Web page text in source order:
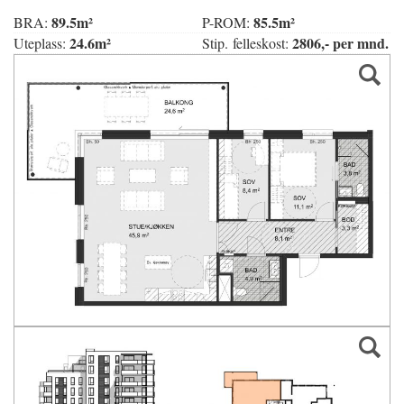
BRA: 89.5m² P-ROM: 85.5m²
Uteplass: 24.6m² Stip. felleskost: 2806,- per mnd.